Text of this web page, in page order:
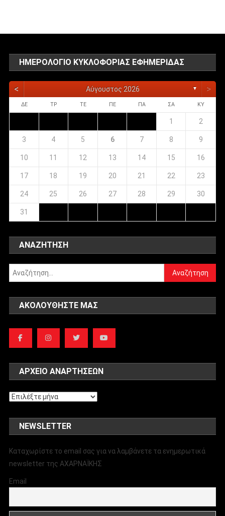
ΗΜΕΡΟΛΌΓΙΟ ΚΥΚΛΟΦΟΡΊΑΣ ΕΦΗΜΕΡΊΔΑΣ
< Αύγουστος 2026 ▼ >
ΔΕ ΤΡ ΤΕ ΠΕ ΠΑ ΣΑ ΚΥ
1 2
3 4 5 6 7 8 9
10 11 12 13 14 15 16
17 18 19 20 21 22 23
24 25 26 27 28 29 30
31
ΑΝΑΖΉΤΗΣΗ
Αναζήτηση
για:
ΑΚΟΛΟΥΘΉΣΤΕ ΜΑΣ
ΑΡΧΕΊΟ ΑΝΑΡΤΉΣΕΩΝ
Αρχείο
NEWSLETTER
Καταχωρίστε το email σας για να λαμβάνετε τα ενημερωτικά
newsletter της ΑΧΑΡΝΑΪΚΗΣ
Email